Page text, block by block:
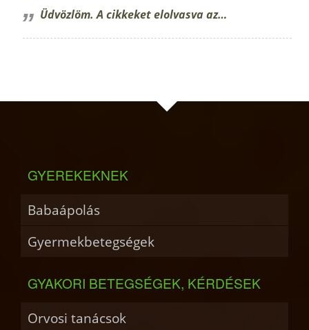
Üdvözlöm. A cikkeket elolvasva az…
GYEREKEKNEK
Babaápolás
Gyermekbetegségek
GYAKORI BETEGSÉGEK, KÉRDÉSEK
Orvosi tanácsok